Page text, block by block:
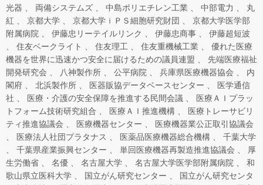
光器
両備システムズ 中島ポリエチレン工業 中部電力
丸
紅
京都大学 京都大学ｉＰＳ細胞研究財団
京都大学医学部
附属病院
伊藤忠リーテイルリンク 伊藤忠商事
伊藤超短波
住友ベークライト
住友理工 住友重機械工業
優れた医療
機器を世界に迅速かつ安全に届けるための議員連盟
先端医療福祉
開発研究会
八神製作所 公平病院 兵庫県医療機器協会
内
閣府
北浜製作所 医器販協データベースセンター
医学通信
社
医療・介護の安全保障を推進する民間会議
医療ＡＩプラッ
トフォーム技術研究組合
医療ＡＩ推進機構
医療トレーサビリ
ティ推進協議会
医療機器センター
医療機器業公正取引協議会
医療法人社団プラタナス
医薬品医療機器総合機構
千葉大学
千葉県産業振興センター
単回医療機器再製造推進協議会
厚
生労働省
名優 名古屋大学 名古屋大学医学部附属病院
和
歌山県立医科大学
国立がん研究センター
国立がん研究センタ